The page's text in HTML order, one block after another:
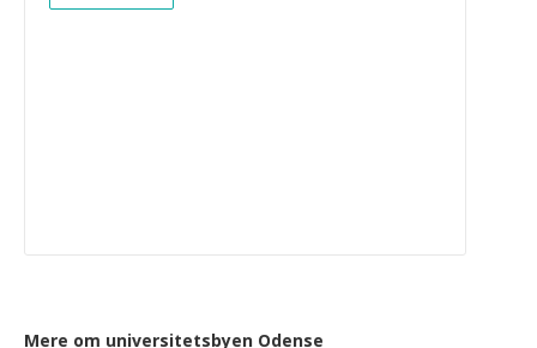
Mere om universitetsbyen Odense